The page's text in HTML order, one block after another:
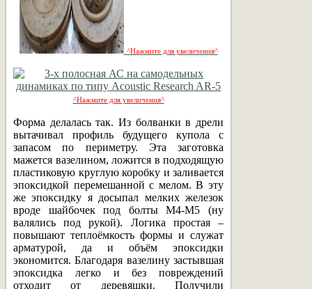
^Нажмите для увеличения^
^Нажмите для увеличения^
Форма делалась так. Из болванки в дрели
вытачивал профиль будущего купола с
запасом по периметру. Эта заготовка
мажется вазелином, ложится в подходящую
пластиковую круглую коробку и заливается
эпоксидкой перемешанной с мелом. В эту
же эпоксидку я досыпал мелких железок
вроде шайбочек под болты М4-М5 (ну
валялись под рукой). Логика простая –
повышают теплоёмкость формы и служат
арматурой, да и объём эпоксидки
экономится. Благодаря вазелину застывшая
эпоксидка легко и без повреждений
отходит от деревяшки. Получили